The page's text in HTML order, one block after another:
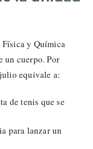
y Química
un cuerpo. Por
equivale a:
de tenis que se
para lanzar un